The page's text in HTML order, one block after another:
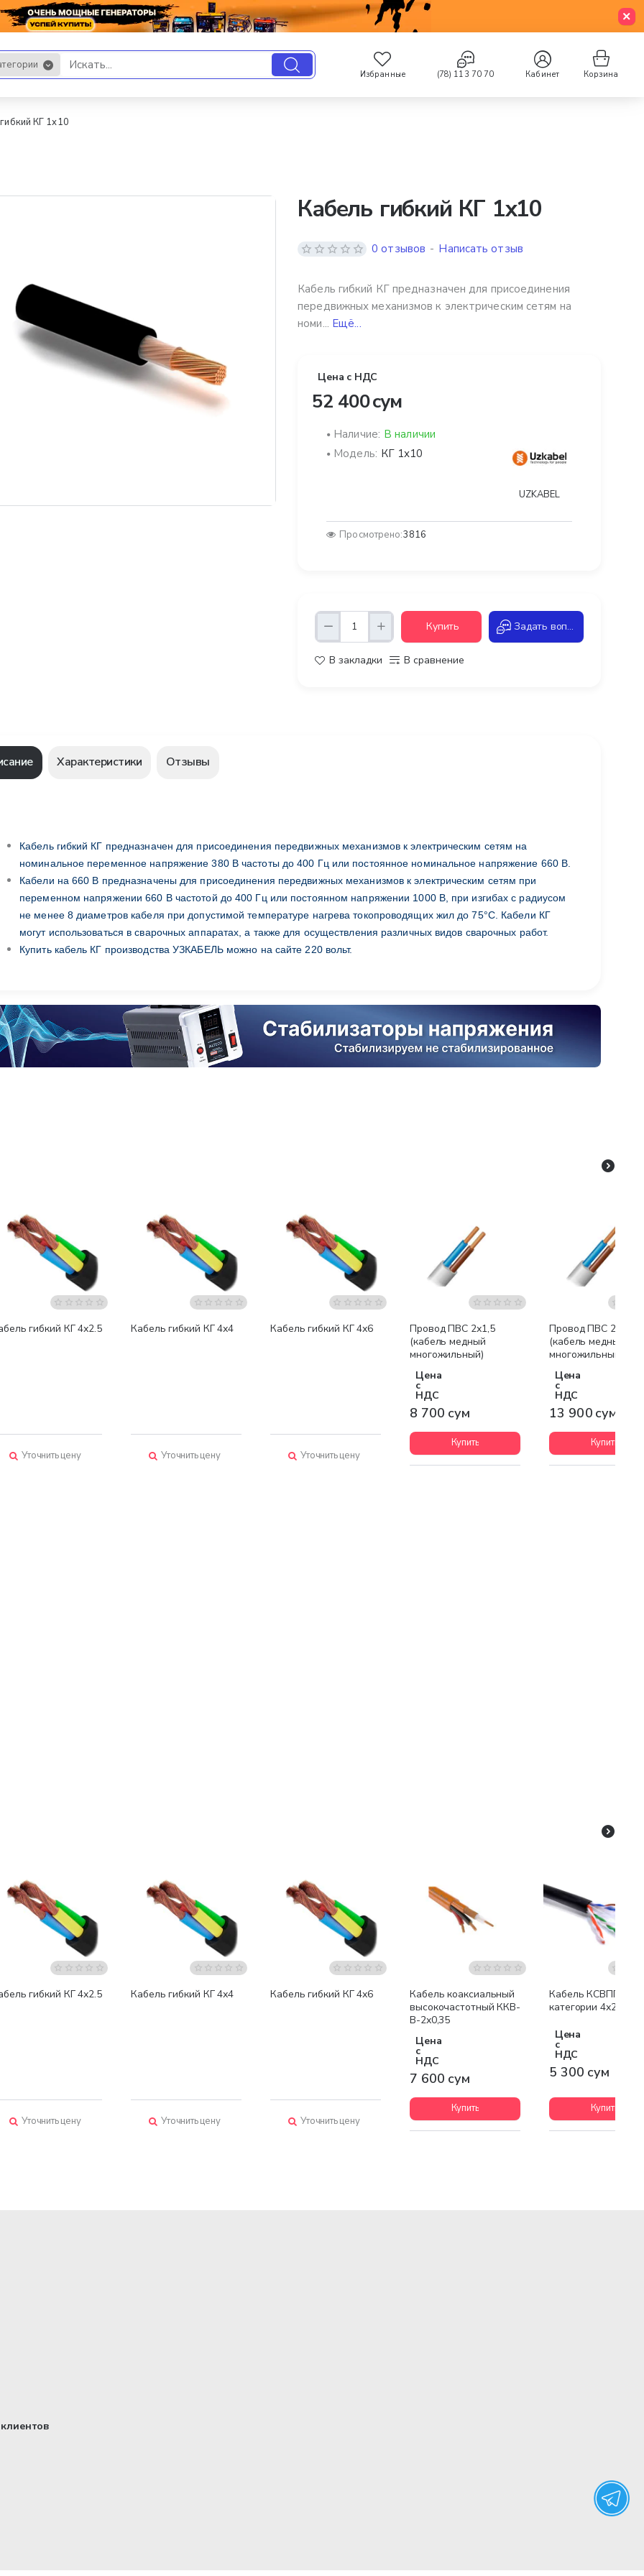
Избранные (78) 113 70 70 Кабинет Корзина
КГ 1х10
Кабель гибкий КГ 1х10
Кабель гибкий КГ предназначен для присоединения
передвижных механизмов к электрическим сетям на
номи... Ещё...
0 отзывов - Написать отзыв
Цена с НДС
52 400 сум
Наличие: В наличии
Модель: КГ 1х10
UZKABEL
Просмотрено:3816
Купить Задать вопрос
В закладки В сравнение
Характеристики Отзывы
Кабель гибкий КГ предназначен для присоединения передвижных механизмов к электрическим сетям на
номинальное переменное напряжение 380 В частоты до 400 Гц или постоянное номинальное напряжение 660 В.
Кабели на 660 В предназначены для присоединения передвижных механизмов к электрическим сетям при
переменном напряжении 660 В частотой до 400 Гц или постоянном напряжении 1000 В, при изгибах с радиусом
не менее 8 диаметров кабеля при допустимой температуре нагрева токопроводящих жил до 75°С. Кабели КГ
могут использоваться в сварочных аппаратах, а также для осуществления различных видов сварочных работ.
Купить кабель КГ производства УЗКАБЕЛЬ можно на сайте 220 вольт.
гибкий КГ 4х2.5
Уточнить цену
Кабель гибкий КГ 4х4
Уточнить цену
Кабель гибкий КГ 4х6
Уточнить цену
Бестселлер
Провод ПВС 2х1,5
(кабель медный
многожильный)
Цена
с
НДС
8 700 сум
Купить
Провод ПВС 2х2,5
(кабель медный
многожильный)
Цена
с
НДС
13 900 сум
Купить
гибкий КГ 4х2.5
Уточнить цену
Кабель гибкий КГ 4х4
Уточнить цену
Кабель гибкий КГ 4х6
Уточнить цену
Кабель коаксиальный
высокочастотный ККВ-
В-2х0,35
Цена
с
НДС
7 600 сум
Купить
Кабель КСВПП-5-
категории 4х2х0,52
Цена
с
НДС
5 300 сум
Купить